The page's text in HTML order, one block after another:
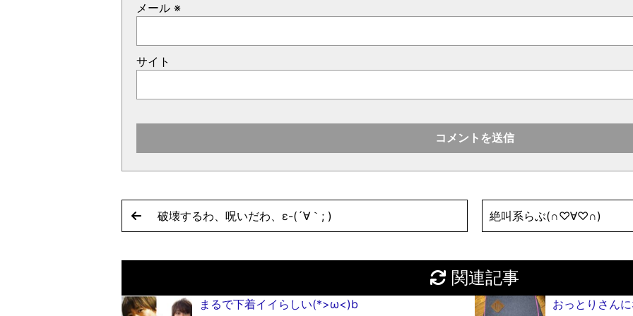
メール ※
サイト
破壊するわ、呪いだわ、ε-(´∀｀; ) 絶叫系らぶ(∩♡∀♡∩)
関連記事
まるで下着イイらしい(*>ω<)b おっとりさんに